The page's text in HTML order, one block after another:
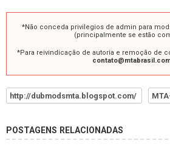
*Não conceda privilegios de admin para
(principalmente se estão
*Para reivindicação de autoria e remoção de
http://dubmodsmta.blogspot.com/
POSTAGENS RELACIONADAS